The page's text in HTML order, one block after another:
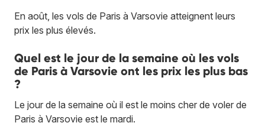
En août, les vols de Paris à Varsovie atteignent leurs
prix les plus élevés.
Quel est le jour de la semaine où les vols
de Paris à Varsovie ont les prix les plus bas
?
Le jour de la semaine où il est le moins cher de voler de
Paris à Varsovie est le mardi.